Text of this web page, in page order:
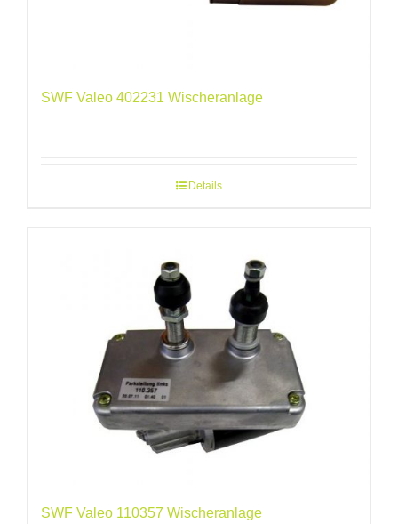
SWF Valeo 402231 Wischeranlage
Details
SWF Valeo 110357 Wischeranlage